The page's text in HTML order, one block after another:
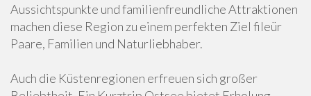
Aussichtspunkte und familienfreundliche Attraktionen
machen diese Region zu einem perfekten Ziel fileür
Paare, Familien und Naturliebhaber.
Auch die Küstenregionen erfreuen sich großer